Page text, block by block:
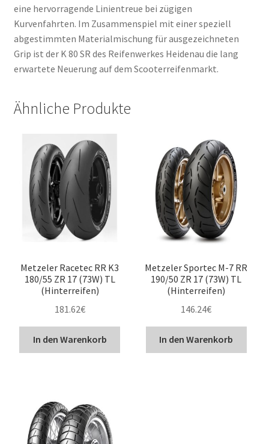
eine hervorragende Linientreue bei zügigen
Kurvenfahrten. Im Zusammenspiel mit einer speziell
abgestimmten Materialmischung für ausgezeichneten
Grip ist der K 80 SR des Reifenwerkes Heidenau die lang
erwartete Neuerung auf dem Scooterreifenmarkt.
Ähnliche Produkte
Metzeler Racetec RR K3
180/55 ZR 17 (73W) TL
(Hinterreifen)
181.62€
In den Warenkorb
Metzeler Sportec M-7 RR
190/50 ZR 17 (73W) TL
(Hinterreifen)
146.24€
In den Warenkorb